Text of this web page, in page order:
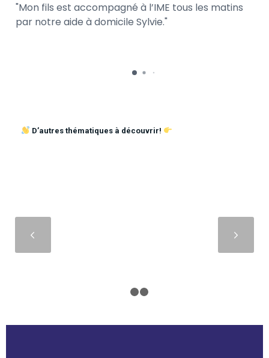
Mon fils est accompagné à l’IME tous les matins
par notre aide à domicile Sylvie.
D’autres thématiques à découvrir!